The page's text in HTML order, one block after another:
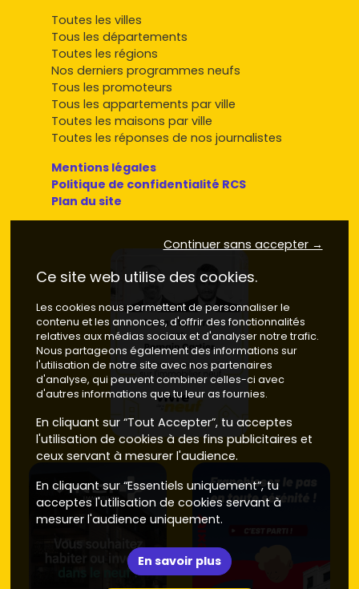
Toutes les villes
Tous les départements
Toutes les régions
Nos derniers programmes neufs
Tous les promoteurs
Tous les appartements par ville
Toutes les maisons par ville
Toutes les réponses de nos journalistes
Mentions légales
Politique de confidentialité RCS
Plan du site
Continuer sans accepter →
Ce site web utilise des cookies.
Les cookies nous permettent de personnaliser le
contenu et les annonces, d'offrir des fonctionnalités
relatives aux médias sociaux et d'analyser notre trafic.
Nous partageons également des informations sur
l'utilisation de notre site avec nos partenaires
d'analyse, qui peuvent combiner celles-ci avec
d'autres informations que tu leur as fournies.
En cliquant sur “Tout Accepter”, tu acceptes
l'utilisation de cookies à des fins publicitaires et
ceux servant à mesurer l'audience.
En cliquant sur “Essentiels uniquement”, tu
acceptes l'utilisation de cookies servant à
mesurer l'audience uniquement.
En savoir plus